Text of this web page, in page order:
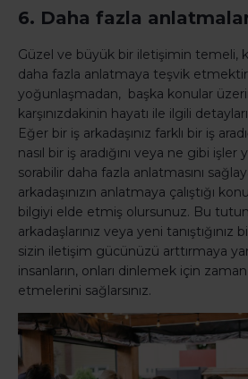
6. Daha fazla
Güzel ve büyük bir iletişimin temeli,
daha fazla anlatmaya teşvik
yoğunlaşmadan, başka konular
karşınızdakinin hayatı ile ilgili
Eğer bir iş arkadaşınız farklı bir iş
nasıl bir iş aradığını veya ne gibi
sorabilir daha fazla anlatmasını
arkadaşınızın anlatmaya çalıştığı
bilgiyi elde etmiş olursunuz. Bu
arkadaşlarınız veya yeni
sizin iletişim gücünüzü arttırmaya
insanların, onları dinlemek için zaman
etmelerini sağlarsınız.